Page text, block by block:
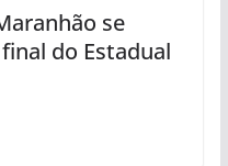
se
do Estadual